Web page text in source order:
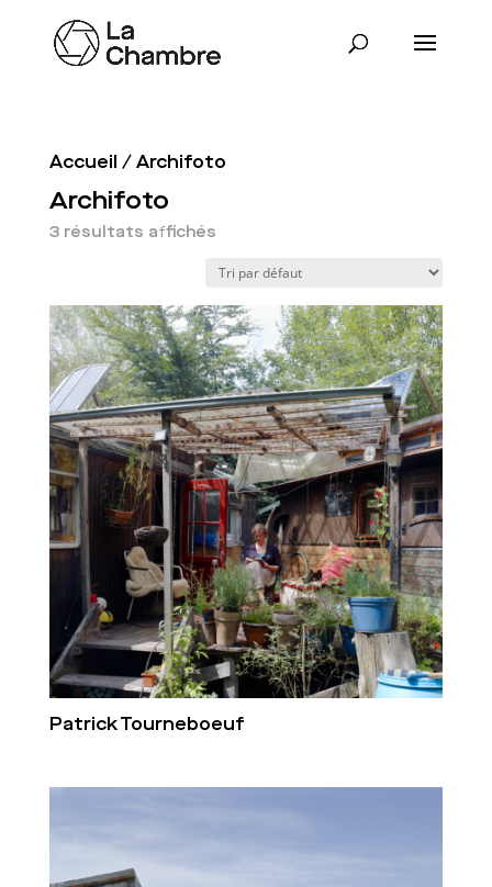
Accueil / Archifoto
Archifoto
3 résultats affichés
Patrick Tourneboeuf